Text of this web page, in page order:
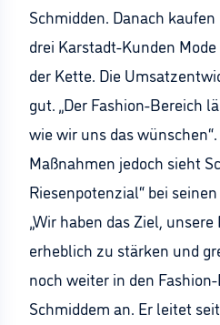
Schmidden. Danach
drei Karstadt-Kunden
der Kette. Die
gut. „Der Fashion-Bereich
wie wir uns das
Maßnahmen jedoch sieht
Riesenpotenzial“ bei
„Wir haben das Ziel,
erheblich zu stärken und
noch weiter in den
Schmiddem an. Er leitet